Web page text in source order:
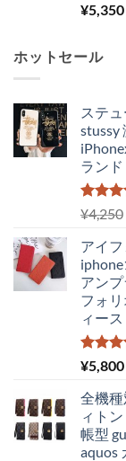
¥5,350
ホットセール
ステ
stussy
ラン
5段階中
5.00
¥4,250
アイ
アン
フォ
ィー
5段階中
5.00
¥5,800
全機
ィト
帳型
aquos